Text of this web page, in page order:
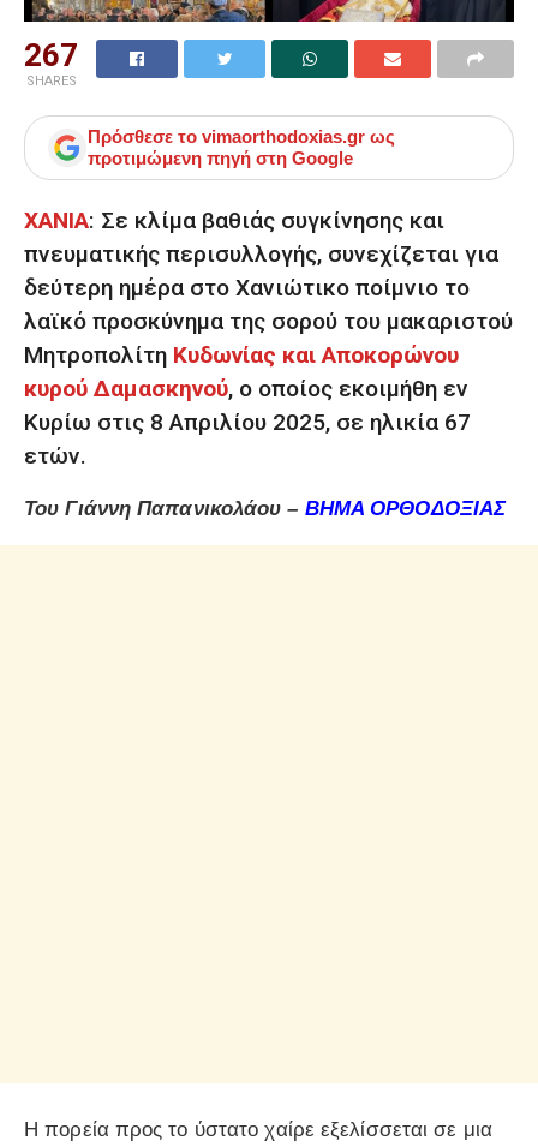
267
SHARES
Πρόσθεσε το vimaorthodoxias.gr ως
προτιμώμενη πηγή στη Google
ΧΑΝΙΑ: Σε κλίμα βαθιάς συγκίνησης και
πνευματικής περισυλλογής, συνεχίζεται για
δεύτερη ημέρα στο Χανιώτικο ποίμνιο το
λαϊκό προσκύνημα της σορού του μακαριστού
Μητροπολίτη Κυδωνίας και Αποκορώνου
κυρού Δαμασκηνού, ο οποίος εκοιμήθη εν
Κυρίω στις 8 Απριλίου 2025, σε ηλικία 67
ετών.
Του Γιάννη Παπανικολάου – ΒΗΜΑ ΟΡΘΟΔΟΞΙΑΣ
Η πορεία προς το ύστατο χαίρε εξελίσσεται σε μια